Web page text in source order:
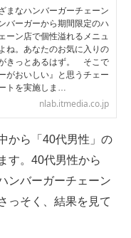
まなハンバーガーチェーン
バーガーから期間限定のハ
ーン店で個性溢れるメニュ
ね。あなたのお気に入りの
きっとあるはず。 そこで
がおいしい』と思うチェー
トを実施しま…
nlab.itmedia.co.jp
から「40代男性」の
す。40代男性から
ンバーガーチェーン
っそく、結果を見て